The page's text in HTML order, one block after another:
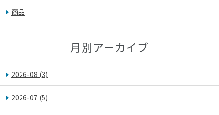
商品
月別アーカイブ
2026-08 (3)
2026-07 (5)